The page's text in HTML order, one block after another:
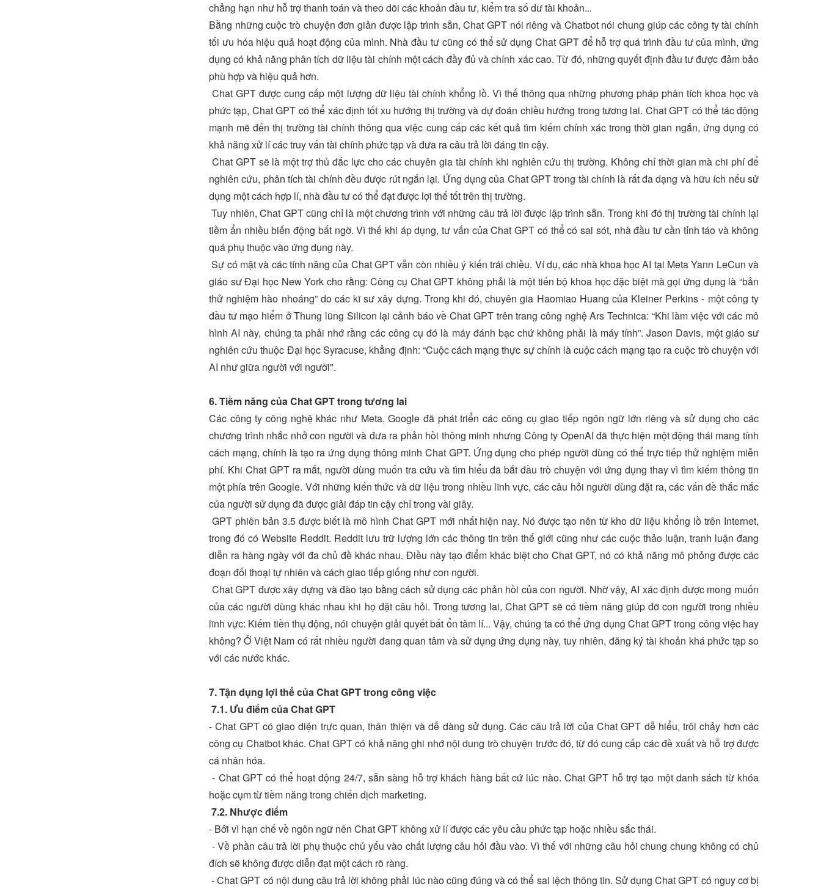
chẳng hạn như hỗ trợ thanh toán và theo dõi các khoản đầu tư, kiểm tra số dư tài khoản...
Bằng những cuộc trò chuyện đơn giản được lập trình sẵn, Chat GPT nói riêng và Chatbot nói chung giúp các công ty tài chính
tối ưu hóa hiệu quả hoạt động của mình. Nhà đầu tư cũng có thể sử dụng Chat GPT để hỗ trợ quá trình đầu tư của mình, ứng
dụng có khả năng phân tích dữ liệu tài chính một cách đầy đủ và chính xác cao. Từ đó, những quyết định đầu tư được đảm bảo
phù hợp và hiệu quả hơn.
Chat GPT được cung cấp một lượng dữ liệu tài chính khổng lồ. Vì thế thông qua những phương pháp phân tích khoa học và
phức tạp, Chat GPT có thể xác định tốt xu hướng thị trường và dự đoán chiều hướng trong tương lai. Chat GPT có thể tác động
mạnh mẽ đến thị trường tài chính thông qua việc cung cấp các kết quả tìm kiếm chính xác trong thời gian ngắn, ứng dụng có
khả năng xử lí các truy vấn tài chính phức tạp và đưa ra câu trả lời đáng tin cậy.
Chat GPT sẽ là một trợ thủ đắc lực cho các chuyên gia tài chính khi nghiên cứu thị trường. Không chỉ thời gian mà chi phí để
nghiên cứu, phân tích tài chính đều được rút ngắn lại. Ứng dụng của Chat GPT trong tài chính là rất đa dạng và hữu ích nếu sử
dụng một cách hợp lí, nhà đầu tư có thể đạt được lợi thế tốt trên thị trường.
Tuy nhiên, Chat GPT cũng chỉ là một chương trình với những câu trả lời được lập trình sẵn. Trong khi đó thị trường tài chính lại
tiềm ẩn nhiều biến động bất ngờ. Vì thế khi áp dụng, tư vấn của Chat GPT có thể có sai sót, nhà đầu tư cần tỉnh táo và không
quá phụ thuộc vào ứng dụng này.
Sự có mặt và các tính năng của Chat GPT vẫn còn nhiều ý kiến trái chiều. Ví dụ, các nhà khoa học AI tại Meta Yann LeCun và
giáo sư Đại học New York cho rằng: Công cụ Chat GPT không phải là một tiến bộ khoa học đặc biệt mà gọi ứng dụng là “bản
thử nghiệm hào nhoáng” do các kĩ sư xây dựng. Trong khi đó, chuyên gia Haomiao Huang của Kleiner Perkins - một công ty
đầu tư mạo hiểm ở Thung lũng Silicon lại cảnh báo về Chat GPT trên trang công nghệ Ars Technica: “Khi làm việc với các mô
hình AI này, chúng ta phải nhớ rằng các công cụ đó là máy đánh bạc chứ không phải là máy tính”. Jason Davis, một giáo sư
nghiên cứu thuộc Đại học Syracuse, khẳng định: “Cuộc cách mạng thực sự chính là cuộc cách mạng tạo ra cuộc trò chuyện với
AI như giữa người với người".
6. Tiềm năng của Chat GPT trong tương lai
Các công ty công nghệ khác như Meta, Google đã phát triển các công cụ giao tiếp ngôn ngữ lớn riêng và sử dụng cho các
chương trình nhắc nhở con người và đưa ra phản hồi thông minh nhưng Công ty OpenAI đã thực hiện một động thái mang tính
cách mạng, chính là tạo ra ứng dụng thông minh Chat GPT. Ứng dụng cho phép người dùng có thể trực tiếp thử nghiệm miễn
phí. Khi Chat GPT ra mắt, người dùng muốn tra cứu và tìm hiểu đã bắt đầu trò chuyện với ứng dụng thay vì tìm kiếm thông tin
một phía trên Google. Với những kiến thức và dữ liệu trong nhiều lĩnh vực, các câu hỏi người dùng đặt ra, các vấn đề thắc mắc
của người sử dụng đã được giải đáp tin cậy chỉ trong vài giây.
GPT phiên bản 3.5 được biết là mô hình Chat GPT mới nhất hiện nay. Nó được tạo nên từ kho dữ liệu khổng lồ trên Internet,
trong đó có Website Reddit. Reddit lưu trữ lượng lớn các thông tin trên thế giới cũng như các cuộc thảo luận, tranh luận đang
diễn ra hàng ngày với đa chủ đề khác nhau. Điều này tạo điểm khác biệt cho Chat GPT, nó có khả năng mô phỏng được các
đoạn đối thoại tự nhiên và cách giao tiếp giống như con người.
Chat GPT được xây dựng và đào tạo bằng cách sử dụng các phản hồi của con người. Nhờ vậy, AI xác định được mong muốn
của các người dùng khác nhau khi họ đặt câu hỏi. Trong tương lai, Chat GPT sẽ có tiềm năng giúp đỡ con người trong nhiều
lĩnh vực: Kiếm tiền thụ động, nói chuyện giải quyết bất ổn tâm lí... Vậy, chúng ta có thể ứng dụng Chat GPT trong công việc hay
không? Ở Việt Nam có rất nhiều người đang quan tâm và sử dụng ứng dụng này, tuy nhiên, đăng ký tài khoản khá phức tạp so
với các nước khác.
7. Tận dụng lợi thế của Chat GPT trong công việc
7.1. Ưu điểm của Chat GPT
- Chat GPT có giao diện trực quan, thân thiện và dễ dàng sử dụng. Các câu trả lời của Chat GPT dễ hiểu, trôi chảy hơn các
công cụ Chatbot khác. Chat GPT có khả năng ghi nhớ nội dung trò chuyện trước đó, từ đó cung cấp các đề xuất và hỗ trợ được
cá nhân hóa.
- Chat GPT có thể hoạt động 24/7, sẵn sàng hỗ trợ khách hàng bất cứ lúc nào. Chat GPT hỗ trợ tạo một danh sách từ khóa
hoặc cụm từ tiềm năng trong chiến dịch marketing.
7.2. Nhược điểm
- Bởi vì hạn chế về ngôn ngữ nên Chat GPT không xử lí được các yêu cầu phức tạp hoặc nhiều sắc thái.
- Về phần câu trả lời phụ thuộc chủ yếu vào chất lượng câu hỏi đầu vào. Vì thế với những câu hỏi chung chung không có chủ
đích sẽ không được diễn đạt một cách rõ ràng.
- Chat GPT có nội dung câu trả lời không phải lúc nào cũng đúng và có thể sai lệch thông tin. Sử dụng Chat GPT có nguy cơ bị